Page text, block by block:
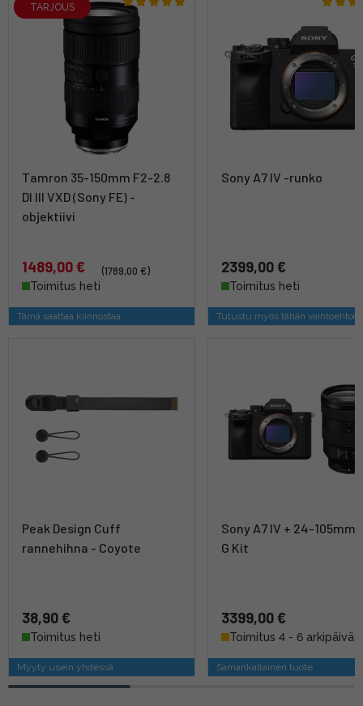
TARJOUS
Tamron 35-150mm F2-2.8
DI III VXD (Sony FE) -
objektiivi
1489,00 €
(1789,00 €)
Toimitus heti
Tämä saattaa kiinnostaa
Sony A7 IV -runko
2399,00 €
Toimitus heti
Tutustu myös tähän
Peak Design Cuff
rannehihna - Coyote
38,90 €
Toimitus heti
Myyty usein yhdessä
Sony A7 IV + 24-105mm
G Kit
3399,00 €
Toimitus 4 - 6 arkipäivää
Samankaltainen tuote